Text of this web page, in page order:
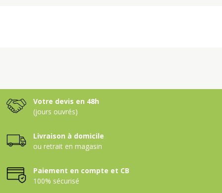
Votre devis en 48h
(jours ouvrés)
Livraison à domicile
ou retrait en magasin
Paiement en compte et CB
100% sécurisé